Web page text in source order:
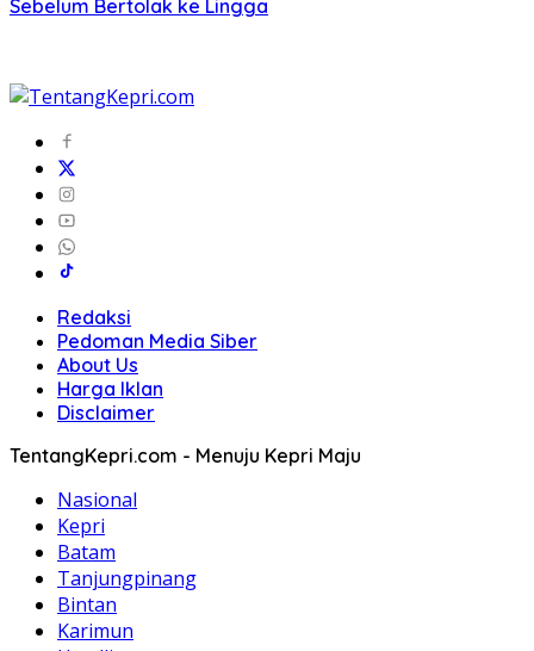
Sebelum Bertolak ke Lingga
Redaksi
Pedoman Media Siber
About Us
Harga Iklan
Disclaimer
TentangKepri.com - Menuju Kepri Maju
Nasional
Kepri
Batam
Tanjungpinang
Bintan
Karimun